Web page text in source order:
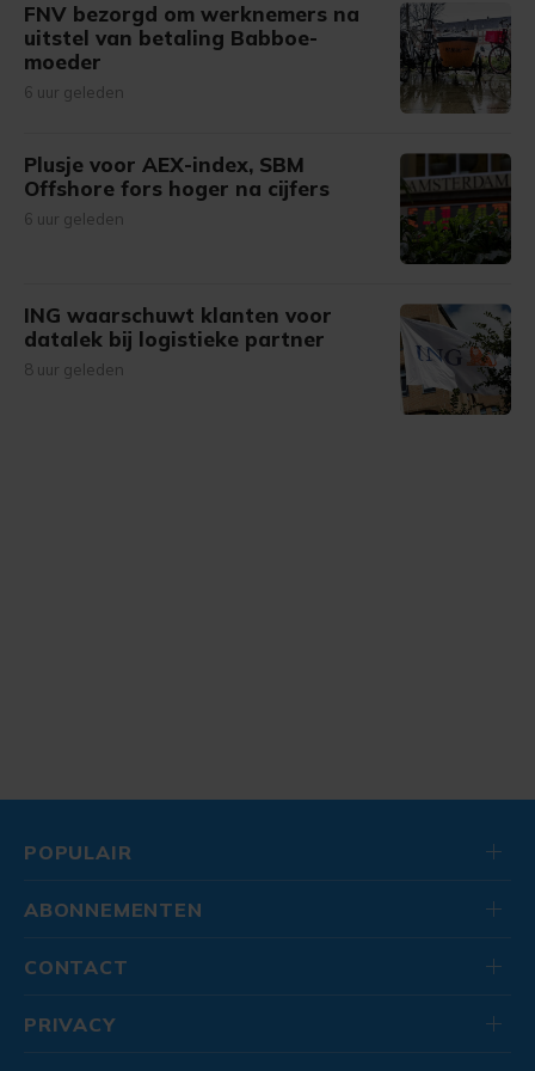
FNV bezorgd om werknemers na
uitstel van betaling Babboe-
moeder
6 uur geleden
Plusje voor AEX-index, SBM
Offshore fors hoger na cijfers
6 uur geleden
ING waarschuwt klanten voor
datalek bij logistieke partner
8 uur geleden
POPULAIR
ABONNEMENTEN
CONTACT
PRIVACY